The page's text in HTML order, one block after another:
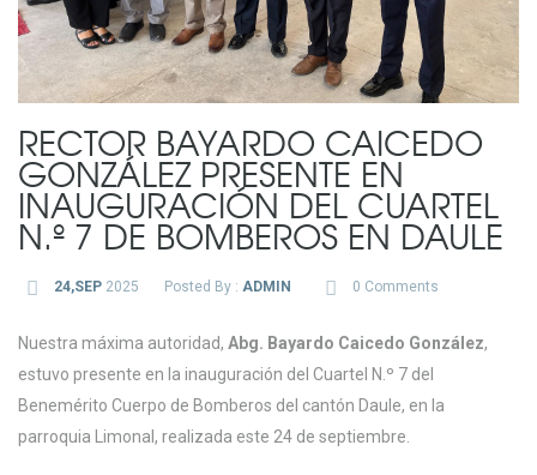
RECTOR BAYARDO CAICEDO
GONZÁLEZ PRESENTE EN
INAUGURACIÓN DEL CUARTEL
N.º 7 DE BOMBEROS EN DAULE
24,SEP2025 Posted By : ADMIN 0 Comments
Nuestra máxima autoridad, Abg. Bayardo Caicedo González,
estuvo presente en la inauguración del Cuartel N.º 7 del
Benemérito Cuerpo de Bomberos del cantón Daule, en la
parroquia Limonal, realizada este 24 de septiembre.